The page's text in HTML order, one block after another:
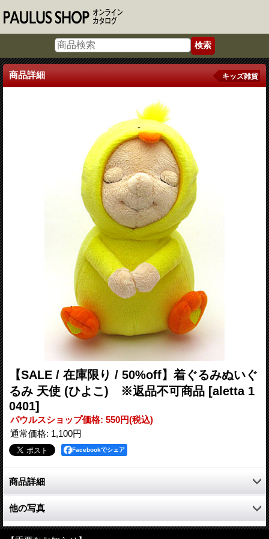
商品詳細 キッズ雑貨
【SALE / 在庫限り / 50%off】着ぐるみぬいぐ
るみ 天使 (ひよこ) ※返品不可商品 [aletta 1
0401]
パウルスショップ価格: 550円(税込)
通常価格: 1,100円
Facebookでシェア
商品詳細
かわいい着ぐるみぬいぐるみ。
手の裏にはマジックテープが付いているので、
手を合わせると、まるで一緒にお祈りしているよう♪
他の写真